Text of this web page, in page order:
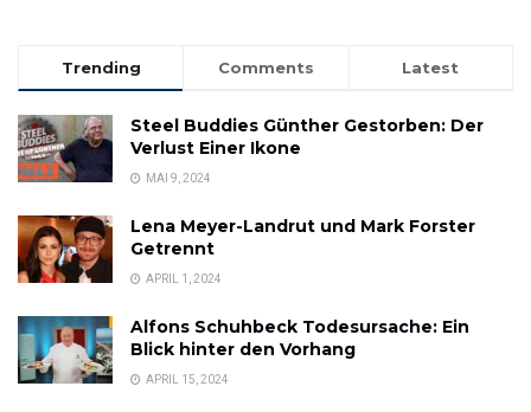
Trending Comments Latest
Steel Buddies Günther Gestorben: Der
Verlust Einer Ikone
MAI 9, 2024
Lena Meyer-Landrut und Mark Forster
Getrennt
APRIL 1, 2024
Alfons Schuhbeck Todesursache: Ein
Blick hinter den Vorhang
APRIL 15, 2024